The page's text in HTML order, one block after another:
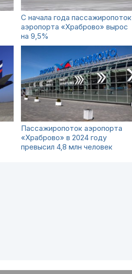
С начала года пассажиропоток
аэропорта «Храброво» вырос
на 9,5%
Пассажиропоток аэропорта
«Храброво» в 2024 году
превысил 4,8 млн человек